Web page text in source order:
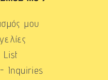
μου
List
Inquiries